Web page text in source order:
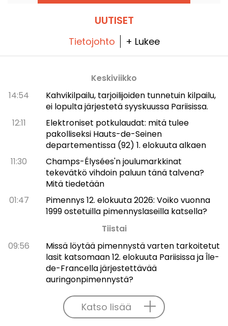
UUTISET
Tietojohto + Lukee
Keskiviikko
14:54
Kahvikilpailu, tarjoilijoiden tunnetuin kilpailu,
ei lopulta järjestetä syyskuussa Pariisissa.
12:11
Elektroniset potkulaudat: mitä tulee
pakolliseksi Hauts-de-Seinen
departementissa (92) 1. elokuuta alkaen
11:30
Champs-Élysées'n joulumarkkinat
tekevätkö vihdoin paluun tänä talvena?
Mitä tiedetään
01:47
Pimennys 12. elokuuta 2026: Voiko vuonna
1999 ostetuilla pimennyslaseilla katsella?
Tiistai
09:56
Missä löytää pimennystä varten tarkoitetut
lasit katsomaan 12. elokuuta Pariisissa ja Île-
de-Francella järjestettävää
auringonpimennystä?
Katso lisää